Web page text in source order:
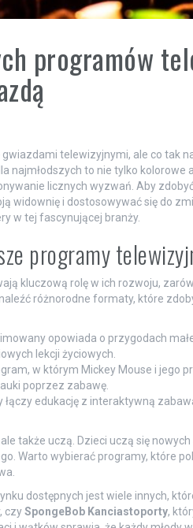
programów
telewizyjnymi, ale co tak
najmłodszych to nie tylko kolorowe
licznych wyzwań. Aby
widownię i dostosowywać się do
w tej fascynującej branży.
programy
kluczową rolę w ich rozwoju,
różnorodne formaty, które
opowiada o przygodach
lekcji życiowych.
w którym Mickey Mouse i jego
poprzez zabawę.
edukację z interaktywną
także uczą. Dzieci uczą się
Warto wybierać programy, które
dostępnych jest wiele innych,
czySpongeBob Kanciastoporty,